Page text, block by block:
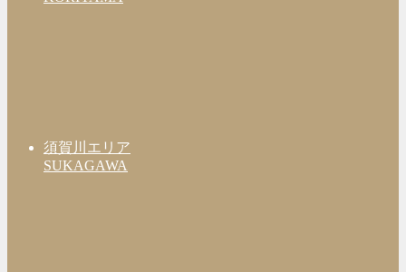
須賀川エリア
SUKAGAWA